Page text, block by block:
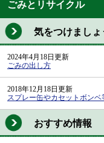
ごみとリサイクル
気をつけましょ
2024年4月18日更新
ごみの出し方
2018年12月18日更新
スプレー缶やカセットボン
おすすめ情報